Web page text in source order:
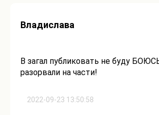
2022-09-23 13:50:58
Владислава
В загал публиковать не буду
разорвали на части!